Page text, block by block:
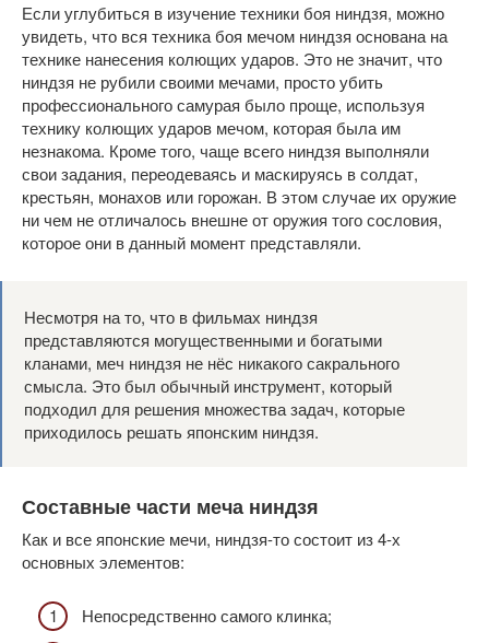
Если углубиться в изучение техники боя ниндзя, можно
увидеть, что вся техника боя мечом ниндзя основана на
технике нанесения колющих ударов. Это не значит, что
ниндзя не рубили своими мечами, просто убить
профессионального самурая было проще, используя
технику колющих ударов мечом, которая была им
незнакома. Кроме того, чаще всего ниндзя выполняли
свои задания, переодеваясь и маскируясь в солдат,
крестьян, монахов или горожан. В этом случае их оружие
ни чем не отличалось внешне от оружия того сословия,
которое они в данный момент представляли.
Несмотря на то, что в фильмах ниндзя
представляются могущественными и богатыми
кланами, меч ниндзя не нёс никакого сакрального
смысла. Это был обычный инструмент, который
подходил для решения множества задач, которые
приходилось решать японским ниндзя.
Составные части меча ниндзя
Как и все японские мечи, ниндзя-то состоит из 4-х
основных элементов:
Непосредственно самого клинка;